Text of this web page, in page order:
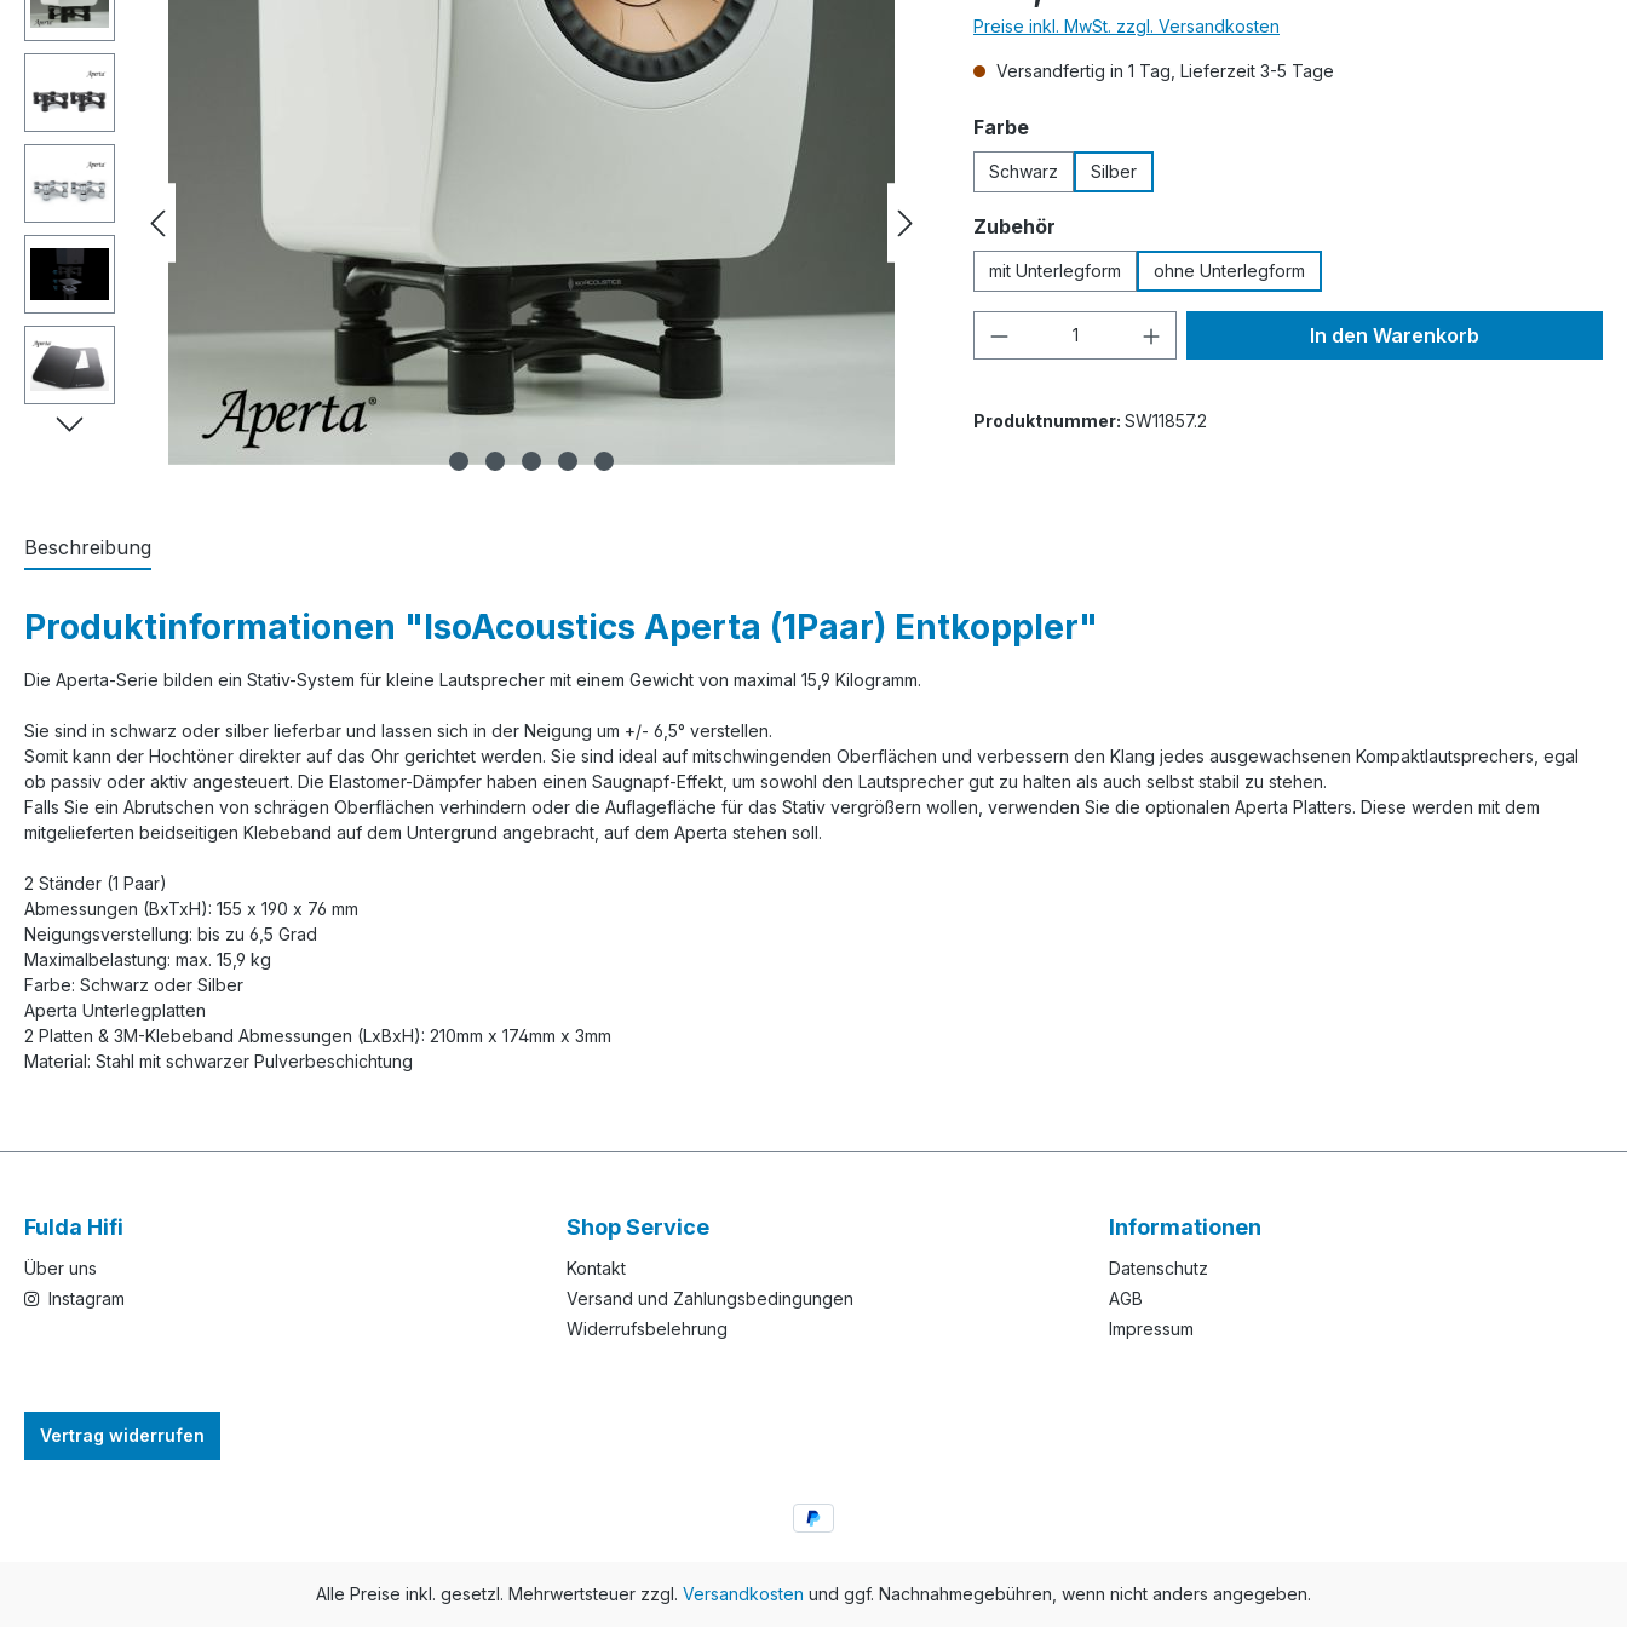
Preise inkl. MwSt. zzgl. Versandkosten
Versandfertig in 1 Tag, Lieferzeit 3-5 Tage
Farbeauswählen
Schwarz Silber
Zubehör
mit Unterlegform ohne Unterlegform
Produkt Anzahl: Gib den gewünschten Wert
In den Warenkorb
Produktnummer: SW11857.2
Beschreibung
Produktinformationen "IsoAcoustics Aperta (1Paar) Entkoppler"
Die Aperta-Serie bilden ein Stativ-System für kleine Lautsprecher mit einem Gewicht von maximal 15,9 Kilogramm.
Sie sind in schwarz oder silber lieferbar und lassen sich in der Neigung um +/- 6,5° verstellen.
Somit kann der Hochtöner direkter auf das Ohr gerichtet werden. Sie sind ideal auf mitschwingenden Oberflächen und verbessern den Klang jedes ausgewachsenen Kompaktlautsprechers, egal
ob passiv oder aktiv angesteuert. Die Elastomer-Dämpfer haben einen Saugnapf-Effekt, um sowohl den Lautsprecher gut zu halten als auch selbst stabil zu stehen.
Falls Sie ein Abrutschen von schrägen Oberflächen verhindern oder die Auflagefläche für das Stativ vergrößern wollen, verwenden Sie die optionalen Aperta Platters. Diese werden mit dem
mitgelieferten beidseitigen Klebeband auf dem Untergrund angebracht, auf dem Aperta stehen soll.
2 Ständer (1 Paar)
Abmessungen (BxTxH): 155 x 190 x 76 mm
Neigungsverstellung: bis zu 6,5 Grad
Maximalbelastung: max. 15,9 kg
Farbe: Schwarz oder Silber
Aperta Unterlegplatten
2 Platten & 3M-Klebeband Abmessungen (LxBxH): 210mm x 174mm x 3mm
Material: Stahl mit schwarzer Pulverbeschichtung
Fulda Hifi
Über uns
Instagram
Shop Service
Kontakt
Versand und Zahlungsbedingungen
Widerrufsbelehrung
Informationen
Datenschutz
AGB
Impressum
Vertrag widerrufen
Alle Preise inkl. gesetzl. Mehrwertsteuer zzgl. Versandkosten und ggf. Nachnahmegebühren, wenn nicht anders angegeben.